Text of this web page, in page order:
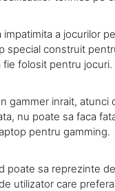
impatimita a jocurilor
special construit
folosit pentru jocuri.
gammer inrait,
nu poate sa faca
pentru gamming.
poate sa reprezinte
utilizator care